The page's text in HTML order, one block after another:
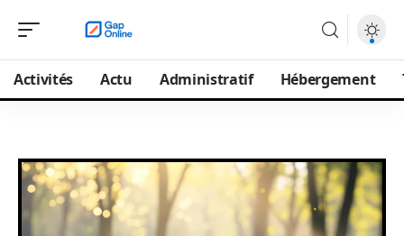
Activités Actu Administratif Hébergement